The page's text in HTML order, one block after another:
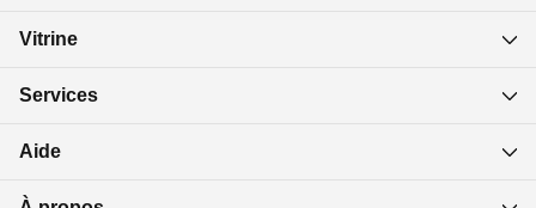
Vitrine
Services
Aide